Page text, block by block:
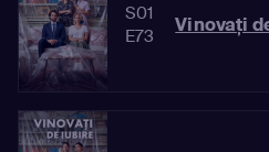
S01
E73
Vinovaţi